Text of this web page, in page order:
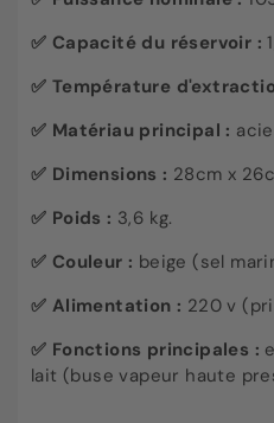
✅ Capacité du réservoir :
✅ Température
✅ Matériau principal :
✅ Dimensions : 28cm x
✅ Poids : 3,6 kg.
✅ Couleur : beige (sel
✅ Alimentation : 220 v
✅ Fonctions principales :
lait (buse vapeur haute